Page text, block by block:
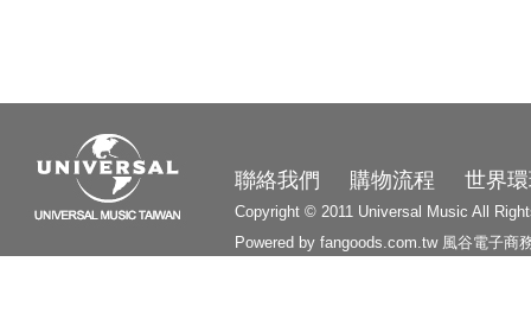
聯絡我們 購物流程 世界
Copyright © 2011 Universal Music All
Powered by fangoods.com.tw 風谷電子商